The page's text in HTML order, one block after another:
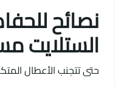
نصائح
الستلايت
حتى تتجنب الأعطال